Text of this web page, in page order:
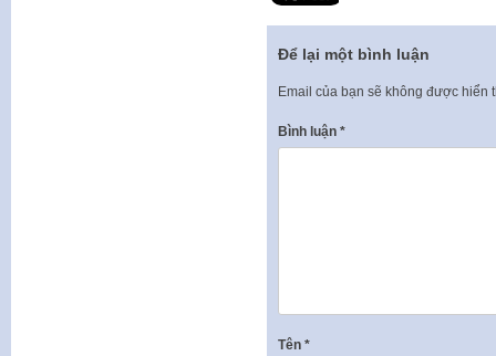
Để lại một bình luận
Email của bạn sẽ không được hiển
Bình luận *
Tên *